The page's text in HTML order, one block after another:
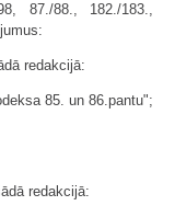
87./88., 182./183.,
redakcijā:
85. un 86.pantu";
redakcijā: